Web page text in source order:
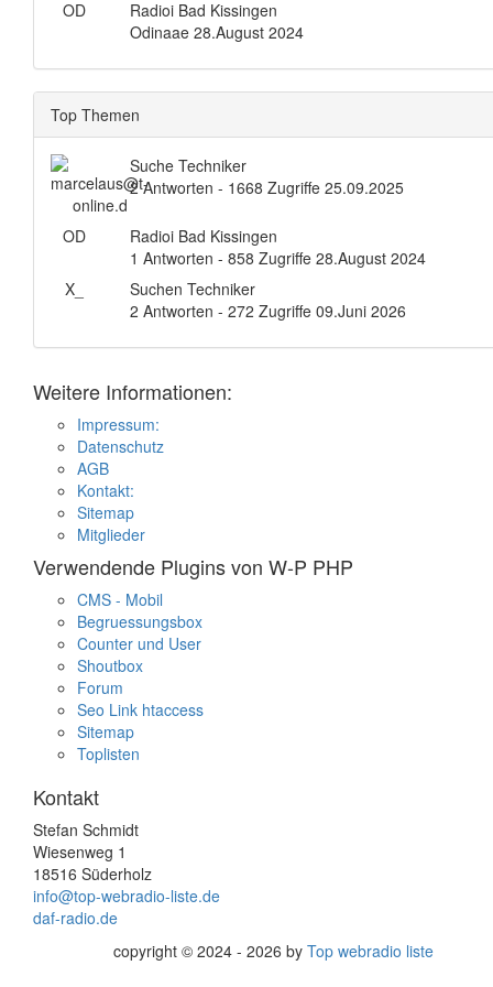
OD
Radioi Bad Kissingen
Odinaae28.August 2024
Top Themen
Suche Techniker
2 Antworten - 1668 Zugriffe 25.09.2025
OD
Radioi Bad Kissingen
1 Antworten - 858 Zugriffe 28.August 2024
X_
Suchen Techniker
2 Antworten - 272 Zugriffe 09.Juni 2026
Weitere Informationen:
Impressum:
Datenschutz
AGB
Kontakt:
Sitemap
Mitglieder
Verwendende Plugins von W-P PHP
CMS - Mobil
Begruessungsbox
Counter und User
Shoutbox
Forum
Seo Link htaccess
Sitemap
Toplisten
Kontakt
Stefan Schmidt
Wiesenweg 1
18516 Süderholz
info@top-webradio-liste.de
daf-radio.de
copyright © 2024 - 2026 by Top webradio liste